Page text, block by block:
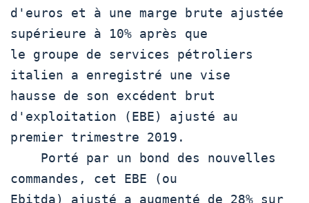
d'euros et à une marge brute ajustée
supérieure à 10% après que
le groupe de services pétroliers
italien a enregistré une vise
hausse de son excédent brut
d'exploitation (EBE) ajusté au
premier trimestre 2019.
commandes, cet EBE (ou
Ebitda) ajusté a augmenté de 28% sur